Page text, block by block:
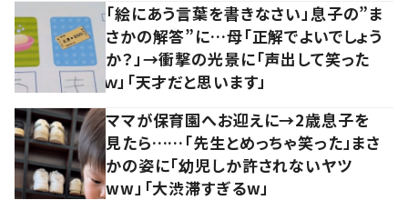
「絵にあう言葉を書きなさい」息子の”ま
さかの解答”に…母「正解でよいでしょう
か？」→衝撃の光景に「声出して笑った
ｗ」「天才だと思います」
ママが保育園へお迎えに→2歳息子を
見たら……「先生とめっちゃ笑った」まさ
かの姿に「幼児しか許されないヤツ
ww」「大渋滞すぎるw」